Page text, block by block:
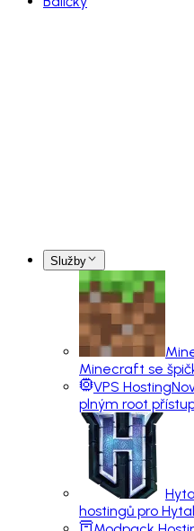
Služby
Minecraft se
VPS Hosting
plným root
hostingů pro